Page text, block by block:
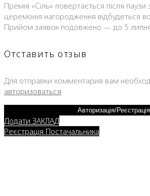
Премія «Сіль» повертається після
церемонія нагородження відбудеться
Прийом заявок подовжено — до 5
Отставить отзыв
Для отправки комментария вам
авторизоваться.
Авторизація/Реєстрація
Додати ЗАКЛАД
Реєстрація Постачальника